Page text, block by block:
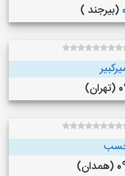
(بیرجند )